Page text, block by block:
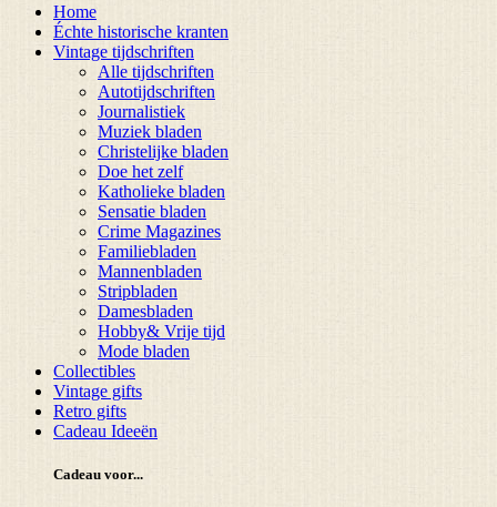
Home
Échte historische kranten
Vintage tijdschriften
Alle tijdschriften
Autotijdschriften
Journalistiek
Muziek bladen
Christelijke bladen
Doe het zelf
Katholieke bladen
Sensatie bladen
Crime Magazines
Familiebladen
Mannenbladen
Stripbladen
Damesbladen
Hobby& Vrije tijd
Mode bladen
Collectibles
Vintage gifts
Retro gifts
Cadeau Ideeën
Cadeau voor...